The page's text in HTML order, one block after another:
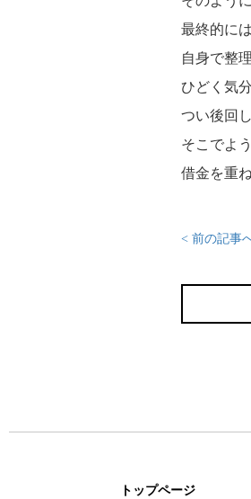
最終的に
自身で整
ひどく気
つい後回
そこでよ
借金を重
< 前の記事
トップページ